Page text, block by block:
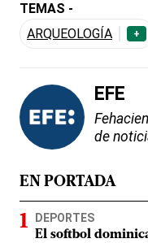
TEMAS -
ARQUEOLOGÍA
+
EFE
de
EN PORTADA
DEPORTES
El softbol